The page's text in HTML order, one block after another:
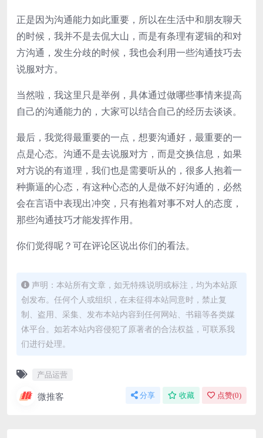
正是因为沟通能力如此重要，所以在生活中和朋友聊天
的时候，我并不是去侃大山，而是有条理有逻辑的和对
方沟通，发生分歧的时候，我也会利用一些沟通技巧去
说服对方。
当然啦，我这里只是举例，具体通过做哪些事情来提高
自己的沟通能力的，大家可以结合自己的经历去谈谈。
最后，我觉得最重要的一点，想要沟通好，最重要的一
点是心态。沟通不是去说服对方，而是交换信息，如果
对方说的有道理，我们也是需要听从的，很多人抱着一
种撕逼的心态，有这种心态的人是做不好沟通的，必然
会在言语中表现出冲突，只有抱着对事不对人的态度，
那些沟通技巧才能发挥作用。
你们觉得呢？可在评论区说出你们的看法。
声明：本站所有文章，如无特殊说明或标注，均为本站原
创发布。任何个人或组织，在未征得本站同意时，禁止复
制、盗用、采集、发布本站内容到任何网站、书籍等各类媒
体平台。如若本站内容侵犯了原著者的合法权益，可联系我
们进行处理。
产品运营
微推客 分享 收藏 点赞(0)